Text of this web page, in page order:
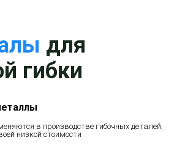
в производстве гибочных деталей,
низкой стоимости
Производство крепежей